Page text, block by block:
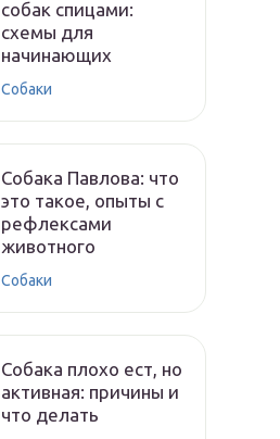
собак спицами:
схемы для
начинающих
Собаки
Собака Павлова: что
это такое, опыты с
рефлексами
животного
Собаки
Собака плохо ест, но
активная: причины и
что делать